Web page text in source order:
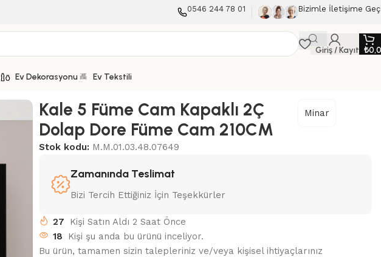
0546 244 78 01 Bizimle İletişime
Giriş / Kayıt ₺
Ev Dekorasyonu Ev Tekstili
Kale 5 Füme Cam Kapaklı 2Ç
Dolap Dore Füme Cam 210CM
Minar
Stok kodu: M.M.01.03.48.07649
Zamanında Teslimat
Bizi Tercih Ettiğiniz İçin Teşekkürler
27
Kişi Satın Aldı 2 Saat Önce
18
Kişi şu anda bu ürünü inceliyor.
Bu ürün, tamamen sizin talepleriniz ve/veya kişisel ihtiyaçlarınız